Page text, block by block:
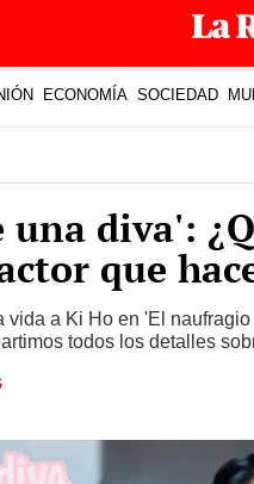
ECONOMÍA SOCIEDAD
diva':
que
a Ki Ho en 'El
todos los detalles